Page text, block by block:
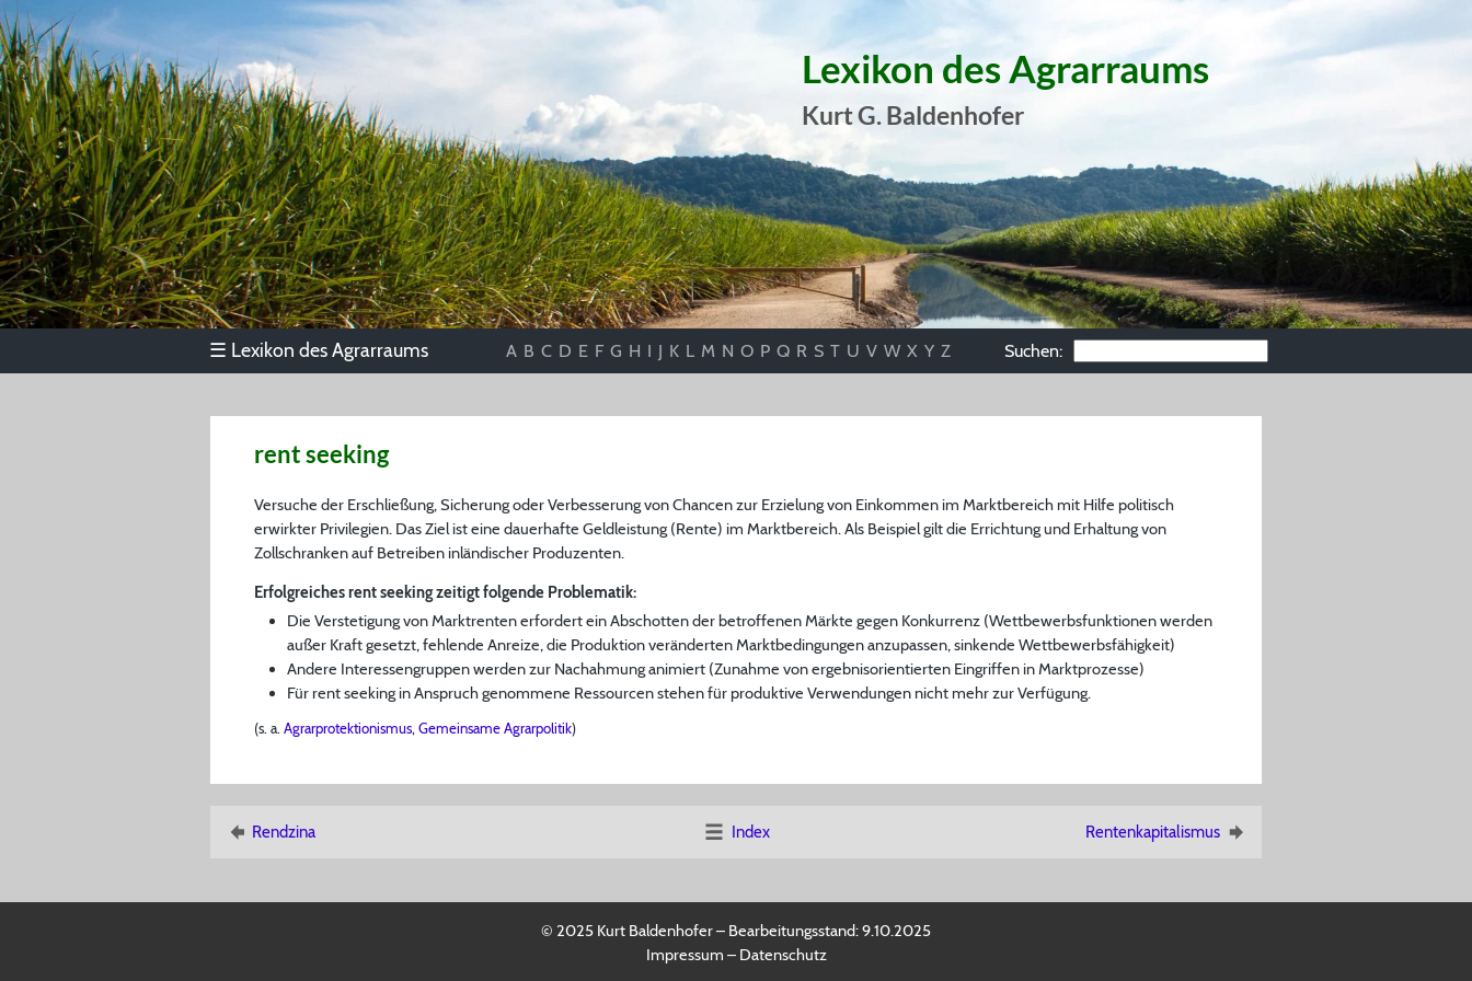
Lexikon des Agrarraums
Kurt G. Baldenhofer
☰ Lexikon des Agrarraums A B C D E F G H I J K L M N O P Q R S T U V W X Y Z Suchen:
rent seeking
Versuche der Erschließung, Sicherung oder Verbesserung von Chancen zur Erzielung von Einkommen im Marktbereich mit Hilfe politisch
erwirkter Privilegien. Das Ziel ist eine dauerhafte Geldleistung (Rente) im Marktbereich. Als Beispiel gilt die Errichtung und Erhaltung von
Zollschranken auf Betreiben inländischer Produzenten.
Erfolgreiches rent seeking zeitigt folgende Problematik:
Die Verstetigung von Marktrenten erfordert ein Abschotten der betroffenen Märkte gegen Konkurrenz (Wettbewerbsfunktionen werden
außer Kraft gesetzt, fehlende Anreize, die Produktion veränderten Marktbedingungen anzupassen, sinkende Wettbewerbsfähigkeit)
Andere Interessengruppen werden zur Nachahmung animiert (Zunahme von ergebnisorientierten Eingriffen in Marktprozesse)
Für rent seeking in Anspruch genommene Ressourcen stehen für produktive Verwendungen nicht mehr zur Verfügung.
(s. a. Agrarprotektionismus, Gemeinsame Agrarpolitik)
Rendzina Index Rentenkapitalismus
© 2025 Kurt Baldenhofer – Bearbeitungsstand:9.10.2025
Impressum – Datenschutz